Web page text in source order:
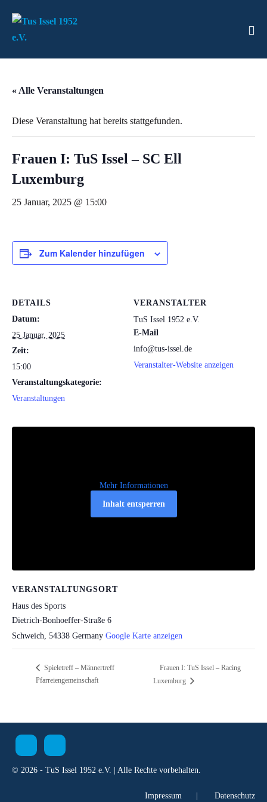
« Alle Veranstaltungen
Diese Veranstaltung hat bereits stattgefunden.
Frauen I: TuS Issel – SC Ell
Luxemburg
25 Januar, 2025 @ 15:00
Zum Kalender hinzufügen
DETAILS
Datum:
25 Januar, 2025
Zeit:
15:00
Veranstaltungskategorie:
Veranstaltungen
VERANSTALTER
TuS Issel 1952 e.V.
E-Mail
info@tus-issel.de
Veranstalter-Website anzeigen
VERANSTALTUNGSORT
Haus des Sports
Dietrich-Bonhoeffer-Straße 6
Schweich, 54338 Germany Google Karte anzeigen
Mehr Informationen
Inhalt entsperren
Spieletreff – Männertreff
Pfarreiengemeinschaft
Frauen I: TuS Issel – Racing
Luxemburg
© 2026 - TuS Issel 1952 e.V. | Alle Rechte vorbehalten.
Impressum Datenschutz